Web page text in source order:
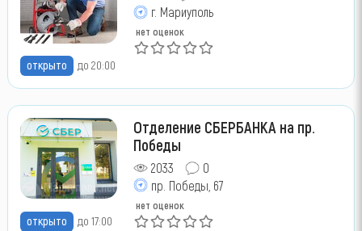
открыто до 20:00
г. Мариуполь
нет оценок
открыто до 17:00
Отделение СБЕРБАНКА на пр.
Победы
2033
0
пр. Победы, 67
нет оценок